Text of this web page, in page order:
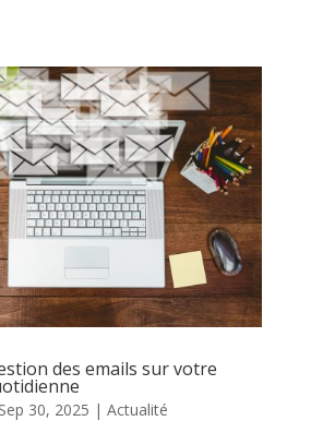
des emails sur votre
Sep 30, 2025 | Actualité